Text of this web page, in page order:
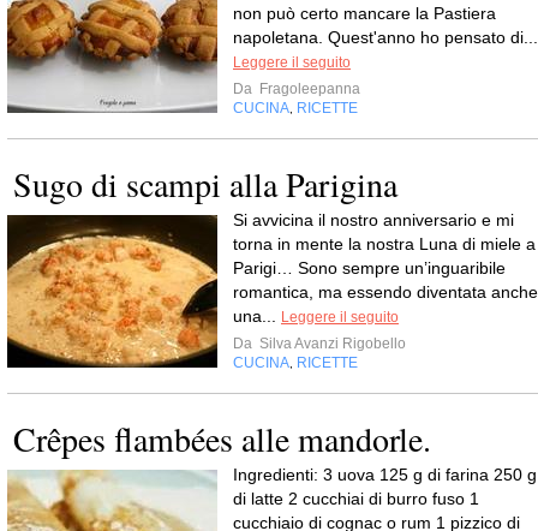
non può certo mancare la Pastiera
napoletana. Quest'anno ho pensato di...
Leggere il seguito
Da Fragoleepanna
CUCINA RICETTE
Sugo di scampi alla Parigina
Si avvicina il nostro anniversario e mi
torna in mente la nostra Luna di miele a
Parigi… Sono sempre un’inguaribile
romantica, ma essendo diventata anche
una...
Leggere il seguito
Da Silva Avanzi Rigobello
CUCINA RICETTE
Crêpes flambées alle mandorle.
Ingredienti: 3 uova 125 g di farina 250 g
di latte 2 cucchiai di burro fuso 1
cucchiaio di cognac o rum 1 pizzico di